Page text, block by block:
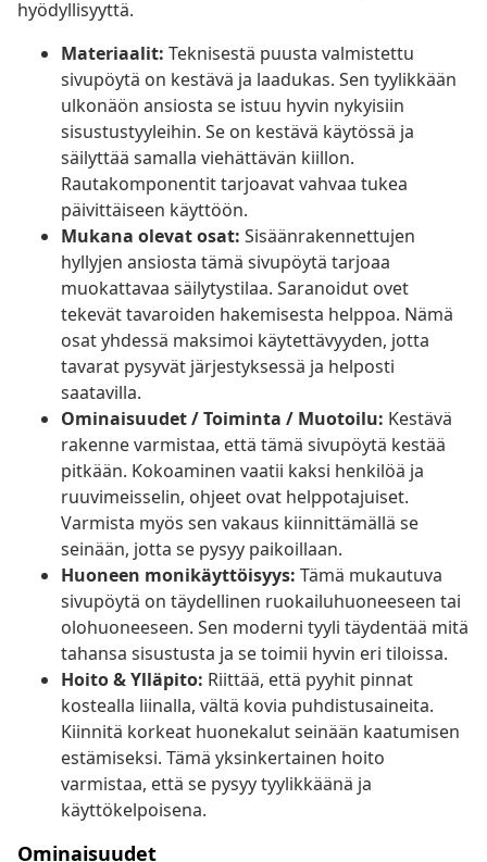
hyödyllisyyttä.
Materiaalit: Teknisestä puusta valmistettu
sivupöytä on kestävä ja laadukas. Sen tyylikkään
ulkonäön ansiosta se istuu hyvin nykyisiin
sisustustyyleihin. Se on kestävä käytössä ja
säilyttää samalla viehättävän kiillon.
Rautakomponentit tarjoavat vahvaa tukea
päivittäiseen käyttöön.
Mukana olevat osat: Sisäänrakennettujen
hyllyjen ansiosta tämä sivupöytä tarjoaa
muokattavaa säilytystilaa. Saranoidut ovet
tekevät tavaroiden hakemisesta helppoa. Nämä
osat yhdessä maksimoi käytettävyyden, jotta
tavarat pysyvät järjestyksessä ja helposti
saatavilla.
Ominaisuudet / Toiminta / Muotoilu: Kestävä
rakenne varmistaa, että tämä sivupöytä kestää
pitkään. Kokoaminen vaatii kaksi henkilöä ja
ruuvimeisselin, ohjeet ovat helppotajuiset.
Varmista myös sen vakaus kiinnittämällä se
seinään, jotta se pysyy paikoillaan.
Huoneen monikäyttöisyys: Tämä mukautuva
sivupöytä on täydellinen ruokailuhuoneeseen tai
olohuoneeseen. Sen moderni tyyli täydentää mitä
tahansa sisustusta ja se toimii hyvin eri tiloissa.
Hoito & Ylläpito: Riittää, että pyyhit pinnat
kostealla liinalla, vältä kovia puhdistusaineita.
Kiinnitä korkeat huonekalut seinään kaatumisen
estämiseksi. Tämä yksinkertainen hoito
varmistaa, että se pysyy tyylikkäänä ja
käyttökelpoisena.
Ominaisuudet